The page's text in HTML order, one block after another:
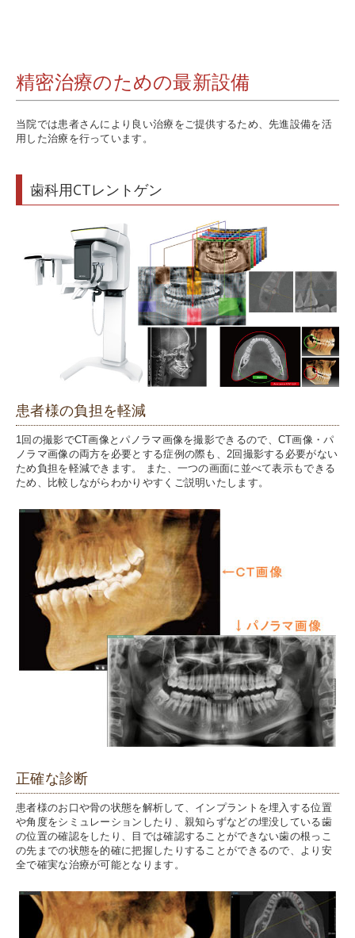
精密治療のための最新設備
当院では患者さんにより良い治療をご提供するため、先進設備を活
用した治療を行っています。
歯科用CTレントゲン
患者様の負担を軽減
1回の撮影でCT画像とパノラマ画像を撮影できるので、CT画像・パ
ノラマ画像の両方を必要とする症例の際も、2回撮影する必要がない
ため負担を軽減できます。 また、一つの画面に並べて表示もできる
ため、比較しながらわかりやすくご説明いたします。
正確な診断
患者様のお口や骨の状態を解析して、インプラントを埋入する位置
や角度をシミュレーションしたり、親知らずなどの埋没している歯
の位置の確認をしたり、目では確認することができない歯の根っこ
の先までの状態を的確に把握したりすることができるので、より安
全で確実な治療が可能となります。